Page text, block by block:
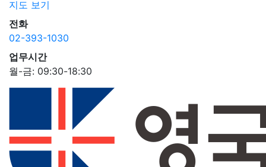
2023.09.15
후기: ' 체계적으로 준비하고 있다는 느낌을
받았습니다'
2024.03.14
킹스 컬리지, 리즈, 에딘버러대학교 지속가능 경영
석사과정 합격 후기: 도움받아 만족스러운 CV와
SOP를 작성했습니다.
2023.11.01
[신촌지사] 리버풀대학교 경영 분석과 빅 데이터
프리마스터 수속후기: 좀 더 전문적인 기술을 가진
지도 보기
전화
02-393-1030
업무시간
월-금: 09:30-18:30